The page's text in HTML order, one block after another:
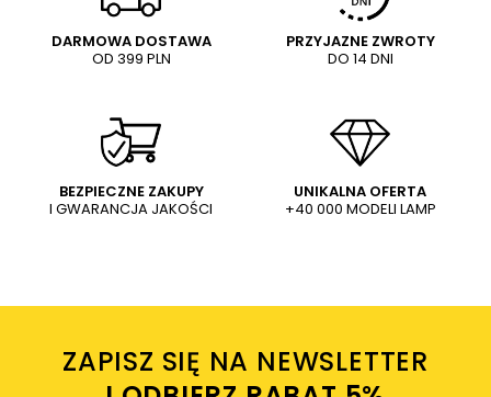
Treść twojej opinii
Dodaj własne zdjęcie produktu:
Twoje imię
Twój email
DARMOWA DOSTAWA
OD 399 PLN
PRZYJAZNE ZWROTY
DO 14 DNI
BEZPIECZNE ZAKUPY
I GWARANCJA JAKOŚCI
UNIKALNA OFERTA
+40 000 MODELI LAMP
ZAPISZ SIĘ NA NEWSLETTER